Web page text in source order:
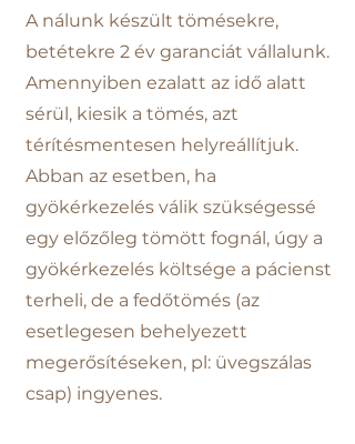
A nálunk készült tömésekre,
betétekre 2 év garanciát vállalunk.
Amennyiben ezalatt az idő alatt
sérül, kiesik a tömés, azt
térítésmentesen helyreállítjuk.
Abban az esetben, ha
gyökérkezelés válik szükségessé
egy előzőleg tömött fognál, úgy a
gyökérkezelés költsége a pácienst
terheli, de a fedőtömés (az
esetlegesen behelyezett
megerősítéseken, pl: üvegszálas
csap) ingyenes.